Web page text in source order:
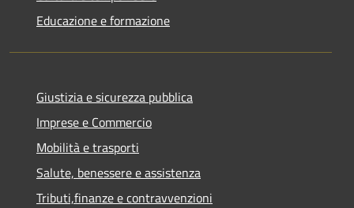
Educazione e formazione
Giustizia e sicurezza pubblica
Imprese e Commercio
Mobilità e trasporti
Salute, benessere e assistenza
Tributi,finanze e contravvenzioni